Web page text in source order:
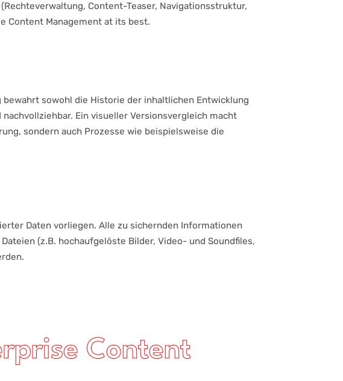
Content-Teaser, Navigationsstruktur,
Content Management at its best.
sowohl die Historie der inhaltlichen Entwicklung
Ein visueller Versionsvergleich macht
sondern auch Prozesse wie beispielsweise die
Daten vorliegen. Alle zu sichernden Informationen
(z.B. hochaufgelöste Bilder, Video- und Soundfiles,
Content